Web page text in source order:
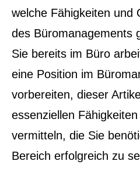
welche Fähigkeiten und
des Büromanagements
Sie bereits im Büro
eine Position im
vorbereiten, dieser
essenziellen
vermitteln, die Sie
Bereich erfolgreich zu